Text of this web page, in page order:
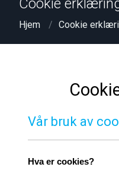
Cookie
Hjem Cookie
Vår bruk av
Hva er cookies?